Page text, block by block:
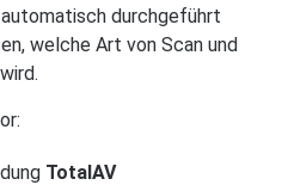
durchgeführt
welche Art von Scan und
TotalAV